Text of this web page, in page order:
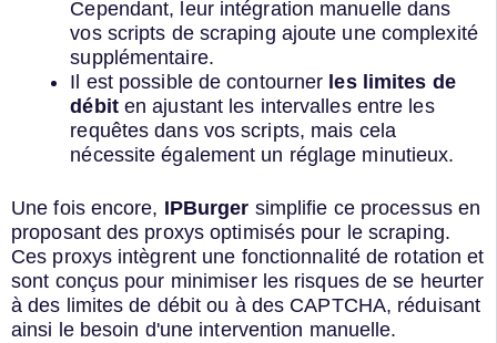
Cependant, leur intégration manuelle dans
vos scripts de scraping ajoute une complexité
supplémentaire.
Il est possible de contourner les limites de
débiten ajustant les intervalles entre les
requêtes dans vos scripts, mais cela
nécessite également un réglage minutieux.
Une fois encore, IPBurger simplifie ce processus en
proposant des proxys optimisés pour le scraping.
Ces proxys intègrent une fonctionnalité de rotation et
sont conçus pour minimiser les risques de se heurter
à des limites de débit ou à des CAPTCHA, réduisant
ainsi le besoin d'une intervention manuelle.